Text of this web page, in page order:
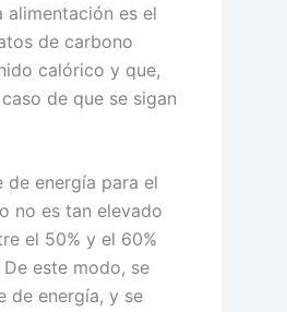
es el
de carbono
calórico y que,
de que se sigan
energía para el
no es tan elevado
el 50% y el 60%
este modo, se
de energía, y se